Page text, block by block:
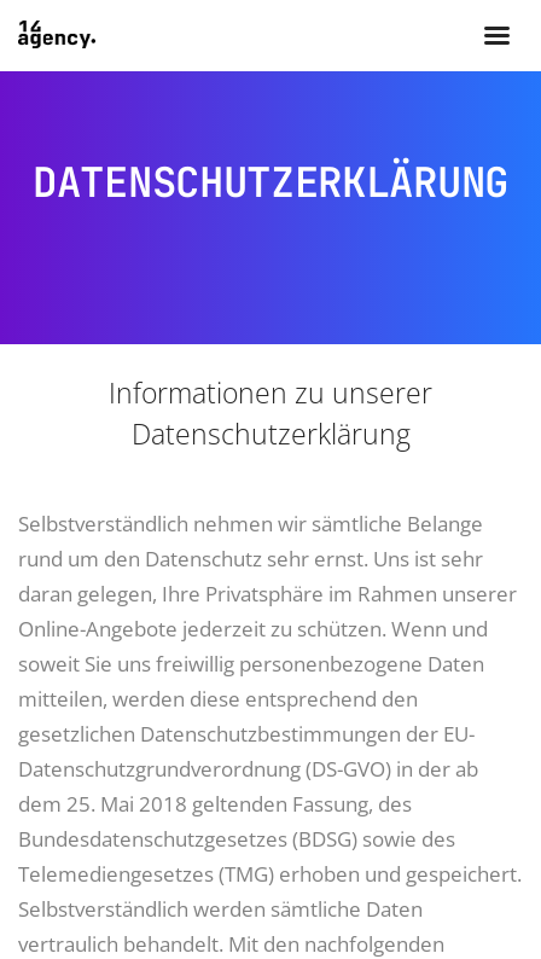
DATENSCHUTZERKLÄRUNG
Informationen zu unserer
Datenschutzerklärung
Selbstverständlich nehmen wir sämtliche Belange
rund um den Datenschutz sehr ernst. Uns ist sehr
daran gelegen, Ihre Privatsphäre im Rahmen unserer
Online-Angebote jederzeit zu schützen. Wenn und
soweit Sie uns freiwillig personenbezogene Daten
mitteilen, werden diese entsprechend den
gesetzlichen Datenschutzbestimmungen der EU-
Datenschutzgrundverordnung (DS-GVO) in der ab
dem 25. Mai 2018 geltenden Fassung, des
Bundesdatenschutzgesetzes (BDSG) sowie des
Telemediengesetzes (TMG) erhoben und gespeichert.
Selbstverständlich werden sämtliche Daten
vertraulich behandelt. Mit den nachfolgenden